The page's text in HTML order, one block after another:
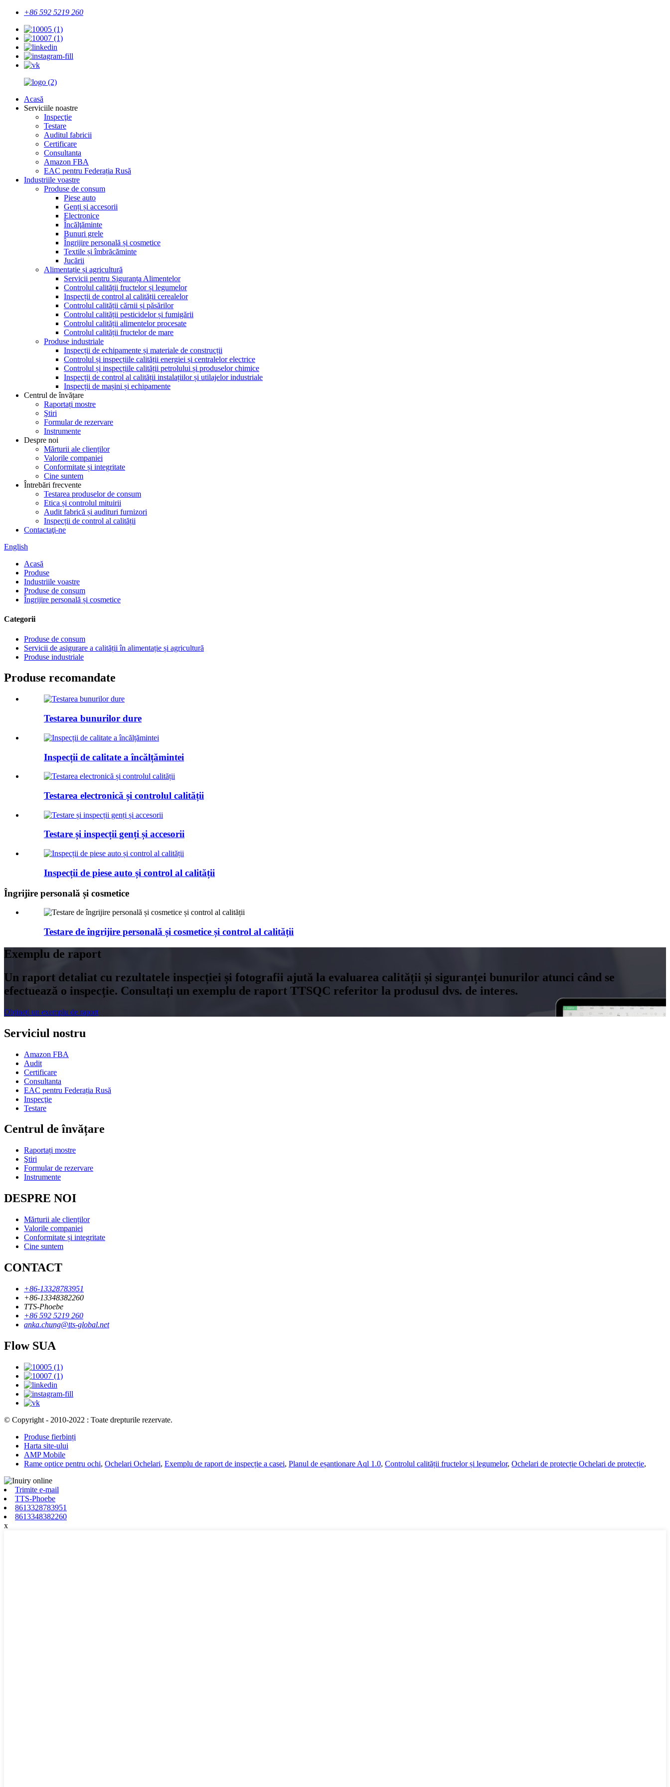
+86 592 5219 260
Acasă
Serviciile noastre
Inspecţie
Testare
Auditul fabricii
Certificare
Consultanta
Amazon FBA
EAC pentru Federația Rusă
Industriile voastre
Produse de consum
Piese auto
Genți și accesorii
Electronice
Încălţăminte
Bunuri grele
Îngrijire personală și cosmetice
Textile și îmbrăcăminte
Jucării
Alimentație și agricultură
Servicii pentru Siguranța Alimentelor
Controlul calității fructelor și legumelor
Inspecții de control al calității cerealelor
Controlul calității cărnii și păsărilor
Controlul calității pesticidelor și fumigării
Controlul calității alimentelor procesate
Controlul calității fructelor de mare
Produse industriale
Inspecții de echipamente și materiale de construcții
Controlul și inspecțiile calității energiei și centralelor electrice
Controlul și inspecțiile calității petrolului și produselor chimice
Inspecții de control al calității instalațiilor și utilajelor industriale
Inspecții de mașini și echipamente
Centrul de învățare
Raportați mostre
Ştiri
Formular de rezervare
Instrumente
Despre noi
Mărturii ale clienților
Valorile companiei
Conformitate și integritate
Cine suntem
Întrebări frecvente
Testarea produselor de consum
Etica și controlul mituirii
Audit fabrică și audituri furnizori
Inspecții de control al calității
Contactaţi-ne
English
Acasă
Produse
Industriile voastre
Produse de consum
Îngrijire personală și cosmetice
Categorii
Produse de consum
Servicii de asigurare a calității în alimentație și agricultură
Produse industriale
Produse recomandate
Testarea bunurilor dure
Inspecții de calitate a încălțămintei
Testarea electronică și controlul calității
Testare și inspecții genți și accesorii
Inspecții de piese auto și control al calității
Îngrijire personală și cosmetice
Testare de îngrijire personală și cosmetice și control al calității
Exemplu de raport
Un raport detaliat cu rezultatele inspecției și fotografii ajută la evaluarea calității și siguranței bunurilor atunci când se
efectuează o inspecție. Consultați un exemplu de raport TTSQC referitor la produsul dvs. de interes.
Obțineți un exemplu de raport
Serviciul nostru
Amazon FBA
Audit
Certificare
Consultanta
EAC pentru Federația Rusă
Inspecţie
Testare
Centrul de învățare
Raportați mostre
Ştiri
Formular de rezervare
Instrumente
DESPRE NOI
Mărturii ale clienților
Valorile companiei
Conformitate și integritate
Cine suntem
CONTACT
+86-13328783951
+86-13348382260
TTS-Phoebe
+86 592 5219 260
anka.chung@tts-global.net
Flow SUA
© Copyright - 2010-2022 : Toate drepturile rezervate.
Produse fierbinți
Harta site-ului
AMP Mobile
Rame optice pentru ochi, Ochelari Ochelari, Exemplu de raport de inspecție a casei, Planul de eșantionare Aql 1.0, Controlul calității fructelor și legumelor, Ochelari de protecție Ochelari de protecție,
Trimite e-mail
TTS-Phoebe
8613328783951
8613348382260
x